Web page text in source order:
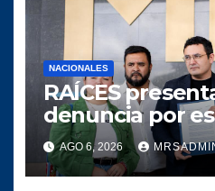
NACIONALES
RAÍCES
denuncia por
en los precios
AGO 6, 2026